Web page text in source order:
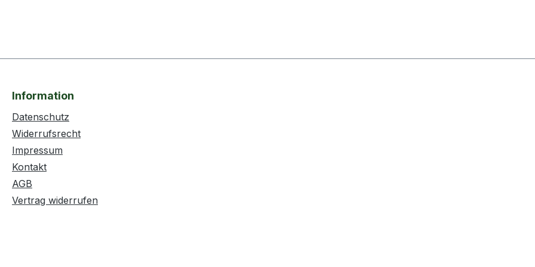
Information
Datenschutz
Widerrufsrecht
Impressum
Kontakt
AGB
Vertrag widerrufen